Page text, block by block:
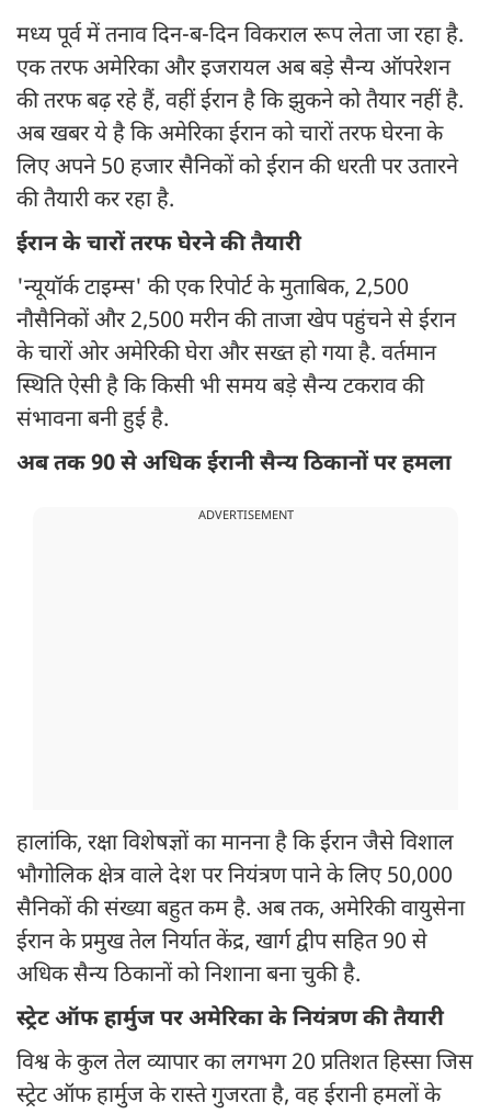
मध्य पूर्व में तनाव दिन-ब-दिन विकराल रूप लेता जा रहा है.
एक तरफ अमेरिका और इजरायल अब बड़े सैन्य ऑपरेशन
की तरफ बढ़ रहे हैं, वहीं ईरान है कि झुकने को तैयार नहीं है.
अब खबर ये है कि अमेरिका ईरान को चारों तरफ घेरना के
लिए अपने 50 हजार सैनिकों को ईरान की धरती पर उतारने
की तैयारी कर रहा है.
ईरान के चारों तरफ घेरने की तैयारी
'न्यूयॉर्क टाइम्स' की एक रिपोर्ट के मुताबिक, 2,500
नौसैनिकों और 2,500 मरीन की ताजा खेप पहुंचने से ईरान
के चारों ओर अमेरिकी घेरा और सख्त हो गया है. वर्तमान
स्थिति ऐसी है कि किसी भी समय बड़े सैन्य टकराव की
संभावना बनी हुई है.
अब तक 90 से अधिक ईरानी सैन्य ठिकानों पर हमला
ADVERTISEMENT
हालांकि, रक्षा विशेषज्ञों का मानना है कि ईरान जैसे विशाल
भौगोलिक क्षेत्र वाले देश पर नियंत्रण पाने के लिए 50,000
सैनिकों की संख्या बहुत कम है. अब तक, अमेरिकी वायुसेना
ईरान के प्रमुख तेल निर्यात केंद्र, खार्ग द्वीप सहित 90 से
अधिक सैन्य ठिकानों को निशाना बना चुकी है.
स्ट्रेट ऑफ हार्मुज पर अमेरिका के नियंत्रण की तैयारी
विश्व के कुल तेल व्यापार का लगभग 20 प्रतिशत हिस्सा जिस
स्ट्रेट ऑफ हार्मुज के रास्ते गुजरता है, वह ईरानी हमलों के